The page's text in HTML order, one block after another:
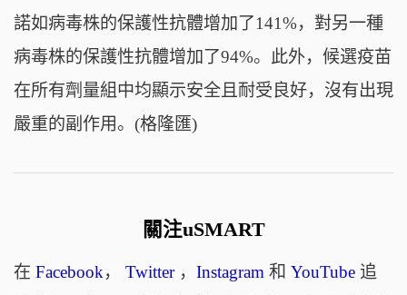
諾如病毒株的保護性抗體增加了141%，對另一種
病毒株的保護性抗體增加了94%。此外，候選疫苗
在所有劑量組中均顯示安全且耐受良好，沒有出現
嚴重的副作用。(格隆匯)
關注uSMART
在 Facebook， Twitter， Instagram和 YouTube追